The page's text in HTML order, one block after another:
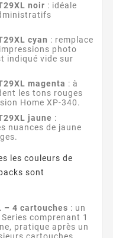
noir : idéale
cyan : remplace
photo
indiqué vide sur
magenta : à
les tons rouges
Home XP-340.
jaune :
nuances de jaune
les couleurs de
sont
– 4 cartouches : un
comprenant 1
pratique après un
cartouches